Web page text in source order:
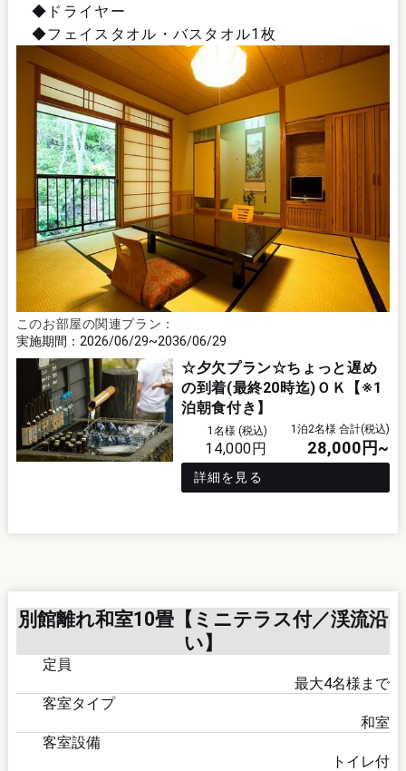
◆ドライヤー
◆フェイスタオル・バスタオル1枚
このお部屋の関連プラン：
2026/06/29
2036/06/29
☆夕欠プラン☆ちょっと遅め
の到着(最終20時迄)ＯＫ【※1
泊朝食付き】
1名様 (税込)
14,000円
1泊2名様 合計(税込)
28,000 円~
詳細を見る
別館離れ和室10畳【ミニテラス付／渓流沿
い】
定員
最大4名様まで
客室タイプ
和室
客室設備
トイレ付